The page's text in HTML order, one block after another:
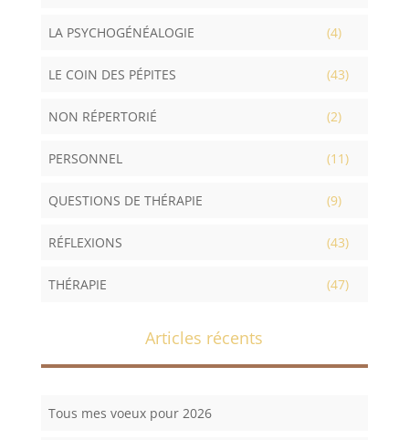
LA PSYCHOGÉNÉALOGIE (4)
LE COIN DES PÉPITES (43)
NON RÉPERTORIÉ (2)
PERSONNEL (11)
QUESTIONS DE THÉRAPIE (9)
RÉFLEXIONS (43)
THÉRAPIE (47)
Articles récents
Tous mes voeux pour 2026